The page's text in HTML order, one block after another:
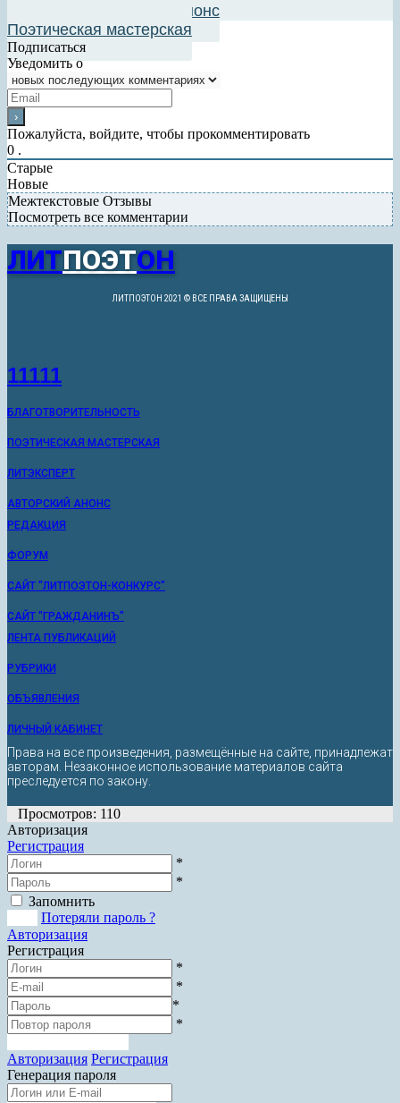
Добавить в авторский анонс
Поэтическая мастерская
Подписаться
Уведомить о
Пожалуйста, войдите, чтобы прокомментировать
0 .
Старые
Новые
Межтекстовые Отзывы
Посмотреть все комментарии
ЛИТПОЭТОН
ЛИТПОЭТОН 2021 © ВСЕ ПРАВА ЗАЩИЩЕНЫ
11111
БЛАГОТВОРИТЕЛЬНОСТЬ
ПОЭТИЧЕСКАЯ МАСТЕРСКАЯ
ЛИТЭКСПЕРТ
АВТОРСКИЙ АНОНС
РЕДАКЦИЯ
ФОРУМ
САЙТ "ЛИТПОЭТОН-КОНКУРС"
САЙТ "ГРАЖДАНИНЪ"
ЛЕНТА ПУБЛИКАЦИЙ
РУБРИКИ
ОБЪЯВЛЕНИЯ
ЛИЧНЫЙ КАБИНЕТ
Права на все произведения, размещённые на сайте, принадлежат
авторам. Незаконное использование материалов сайта
преследуется по закону.
Просмотров: 110
Авторизация
Регистрация
*
*
Запомнить
Потеряли пароль ?
Авторизация
Регистрация
*
*
*
*
Авторизация Регистрация
Генерация пароля